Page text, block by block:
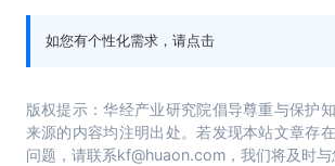
如您有个性化需求，请点击
版权提示：华经产业研究院倡导尊重与保护
来源的内容均注明出处。若发现本站文章存
问题，请联系kf@huaon.com，我们将及时与